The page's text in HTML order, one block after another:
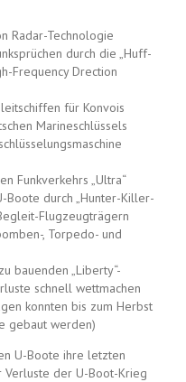
Radar-Technologie
durch die „Huff-
Frequency Drection
für Konvois
Marineschlüssels
Funkverkehrs „Ultra“
durch „Hunter-Killer-
Flugzeugträgern
, Torpedo- und
bauenden „Liberty“-
schnell wettmachen
konnten bis zum Herbst
gebaut werden)
U-Boote ihre letzten
der U-Boot-Krieg